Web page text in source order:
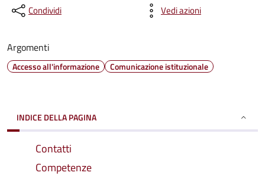
Condividi Vedi azioni
Argomenti
Accesso all'informazione Comunicazione istituzionale
INDICE DELLA PAGINA
Contatti
Competenze